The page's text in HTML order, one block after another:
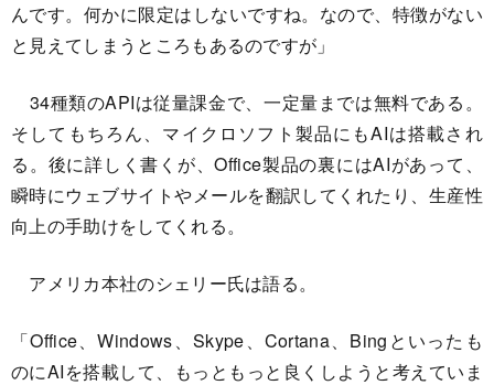
んです。何かに限定はしないですね。なので、特徴がない
と見えてしまうところもあるのですが」
34種類のAPIは従量課金で、一定量までは無料である。
そしてもちろん、マイクロソフト製品にもAIは搭載され
る。後に詳しく書くが、Office製品の裏にはAIがあって、
瞬時にウェブサイトやメールを翻訳してくれたり、生産性
向上の手助けをしてくれる。
アメリカ本社のシェリー氏は語る。
「Office、Windows、Skype、Cortana、Bingといったも
のにAIを搭載して、もっともっと良くしようと考えていま